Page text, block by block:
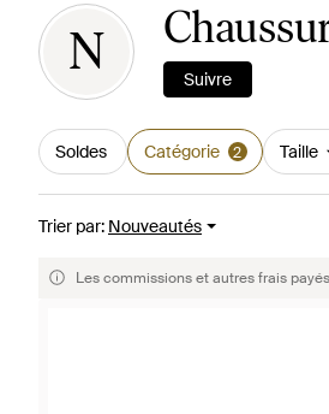
N Suivre
Soldes Catégorie 2 Taille
Trier par: Nouveautés
Les commissions et autres frais